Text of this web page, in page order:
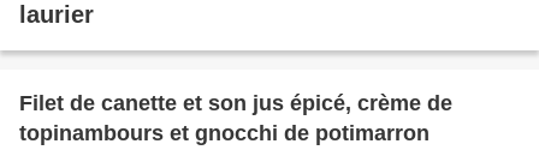
laurier
Filet de canette et son jus épicé, crème de
topinambours et gnocchi de potimarron